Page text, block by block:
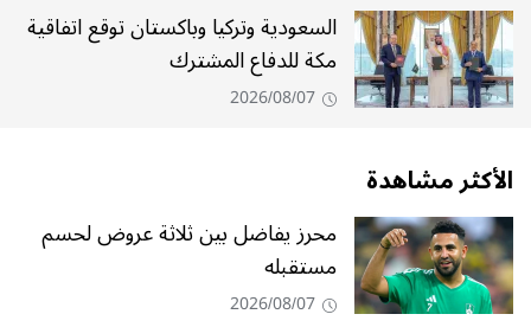
السعودية وتركيا وباكستان توقع اتفاقية
مكة للدفاع المشترك
2026/08/07
الأكثر مشاهدة
محرز يفاضل بين ثلاثة عروض لحسم
مستقبله
2026/08/07